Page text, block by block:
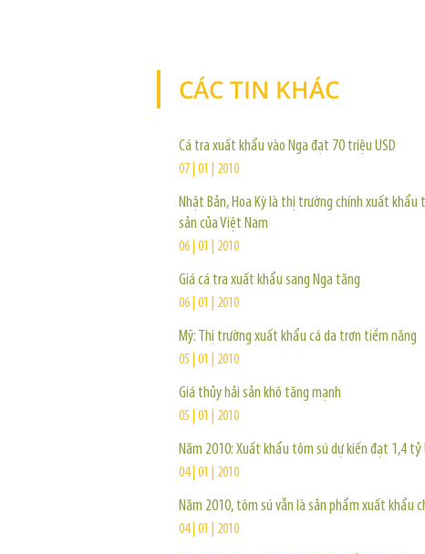
CÁC TIN KHÁC
Cá tra xuất khẩu vào Nga đạt 70 triệu USD
07 | 01 | 2010
Nhật Bản, Hoa Kỳ là thị trường chính xuất khẩu
sản của Việt Nam
06 | 01 | 2010
Giá cá tra xuất khẩu sang Nga tăng
06 | 01 | 2010
Mỹ: Thị trường xuất khẩu cá da trơn tiềm năng
05 | 01 | 2010
Giá thủy hải sản khô tăng mạnh
05 | 01 | 2010
Năm 2010: Xuất khẩu tôm sú dự kiến đạt 1,4 tỷ
04 | 01 | 2010
Năm 2010, tôm sú vẫn là sản phẩm xuất khẩu
04 | 01 | 2010